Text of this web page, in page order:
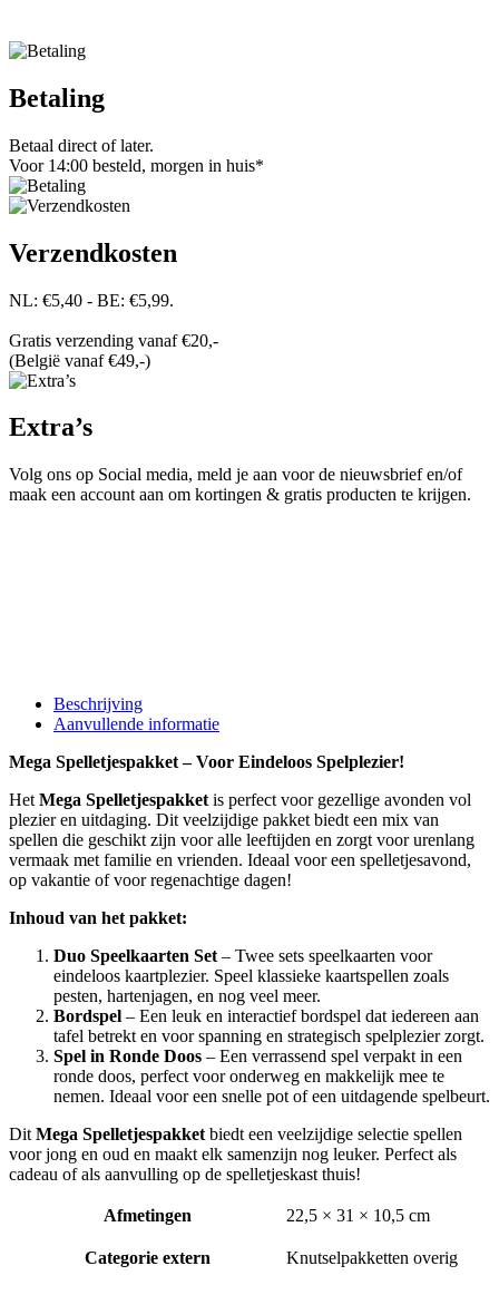
Betaling
Betaal direct of later.
Voor 14:00 besteld, morgen in huis*
Verzendkosten
NL: €5,40 - BE: €5,99.
Gratis verzending vanaf €20,-
(België vanaf €49,-)
Extra’s
Volg ons op Social media, meld je aan voor de nieuwsbrief en/of
maak een account aan om kortingen & gratis producten te krijgen.
Beschrijving
Aanvullende informatie
Mega Spelletjespakket – Voor Eindeloos Spelplezier!
Het Mega Spelletjespakket is perfect voor gezellige avonden vol
plezier en uitdaging. Dit veelzijdige pakket biedt een mix van
spellen die geschikt zijn voor alle leeftijden en zorgt voor urenlang
vermaak met familie en vrienden. Ideaal voor een spelletjesavond,
op vakantie of voor regenachtige dagen!
Inhoud van het pakket:
Duo Speelkaarten Set – Twee sets speelkaarten voor
eindeloos kaartplezier. Speel klassieke kaartspellen zoals
pesten, hartenjagen, en nog veel meer.
Bordspel – Een leuk en interactief bordspel dat iedereen aan
tafel betrekt en voor spanning en strategisch spelplezier zorgt.
Spel in Ronde Doos – Een verrassend spel verpakt in een
ronde doos, perfect voor onderweg en makkelijk mee te
nemen. Ideaal voor een snelle pot of een uitdagende spelbeurt.
Dit Mega Spelletjespakket biedt een veelzijdige selectie spellen
voor jong en oud en maakt elk samenzijn nog leuker. Perfect als
cadeau of als aanvulling op de spelletjeskast thuis!
Afmetingen 22,5 × 31 × 10,5 cm
Categorie extern Knutselpakketten overig